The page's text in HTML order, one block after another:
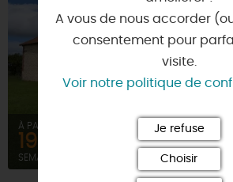
À PARTIR DE
1968,24€
SEMAINE (MEUBLÉ)
A vous de nous accorder
consentement pour
visite.
Voir notre politique de
Je refuse
Choisir